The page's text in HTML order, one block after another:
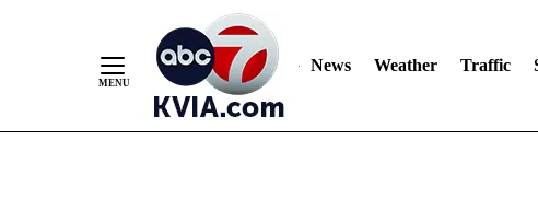
News Weather Traffic